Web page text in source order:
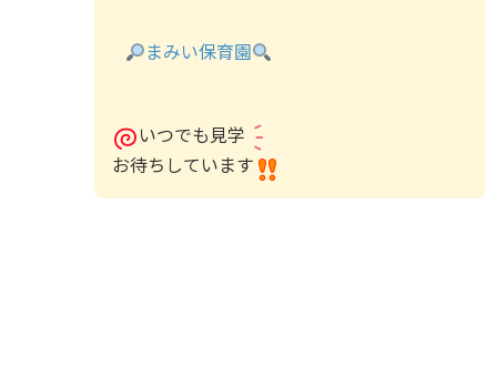
まみい保育園
いつでも見学
お待ちしています